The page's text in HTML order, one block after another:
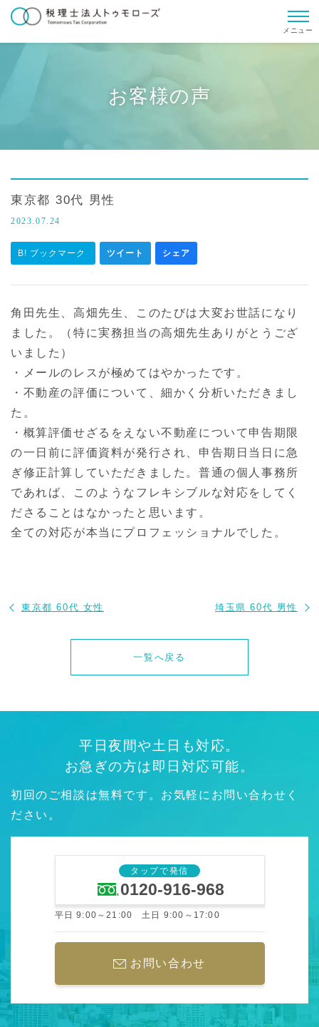
メニュー
お客様の声
東京都 30代 男性
2023.07.24
B! ブックマーク ツイート シェア
角田先生、高畑先生、このたびは大変お世話になり
ました。（特に実務担当の高畑先生ありがとうござ
いました）
・メールのレスが極めてはやかったです。
・不動産の評価について、細かく分析いただきまし
た。
・概算評価せざるをえない不動産について申告期限
の一日前に評価資料が発行され、申告期日当日に急
ぎ修正計算していただきました。普通の個人事務所
であれば、このようなフレキシブルな対応をしてく
ださることはなかったと思います。
全ての対応が本当にプロフェッショナルでした。
東京都 60代 女性
一覧へ戻る
埼玉県 60代 男性
平日夜間や土日も対応。
お急ぎの方は即日対応可能。
初回のご相談は無料です。お気軽にお問い合わせく
ださい。
タップで発信
0120-916-968
平日 9:00～21:00 土日 9:00～17:00
お問い合わせ